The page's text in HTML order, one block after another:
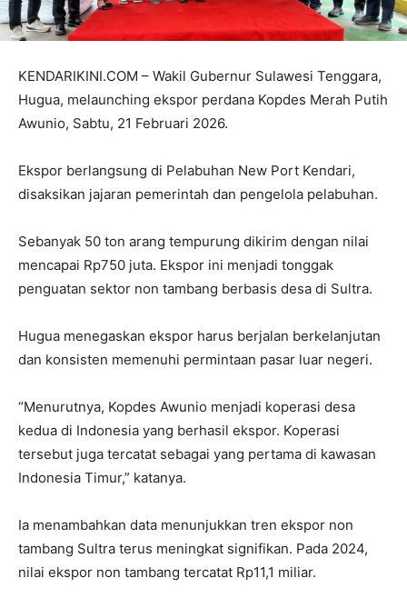
KENDARIKINI.COM – Wakil Gubernur Sulawesi Tenggara,
Hugua, melaunching ekspor perdana Kopdes Merah Putih
Awunio, Sabtu, 21 Februari 2026.
Ekspor berlangsung di Pelabuhan New Port Kendari,
disaksikan jajaran pemerintah dan pengelola pelabuhan.
Sebanyak 50 ton arang tempurung dikirim dengan nilai
mencapai Rp750 juta. Ekspor ini menjadi tonggak
penguatan sektor non tambang berbasis desa di Sultra.
Hugua menegaskan ekspor harus berjalan berkelanjutan
dan konsisten memenuhi permintaan pasar luar negeri.
“Menurutnya, Kopdes Awunio menjadi koperasi desa
kedua di Indonesia yang berhasil ekspor. Koperasi
tersebut juga tercatat sebagai yang pertama di kawasan
Indonesia Timur,” katanya.
Ia menambahkan data menunjukkan tren ekspor non
tambang Sultra terus meningkat signifikan. Pada 2024,
nilai ekspor non tambang tercatat Rp11,1 miliar.